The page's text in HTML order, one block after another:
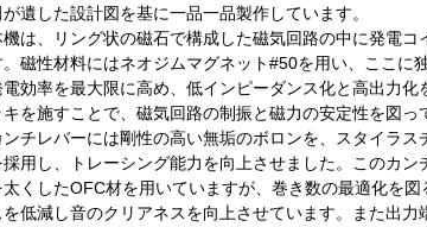
が遺した設計図を基に一品一品製作しています。
機は、リング状の磁石で構成した磁気回路の中に発電
。磁性材料にはネオジムマグネット#50を用い、ここに
電効率を最大限に高め、低インピーダンス化と高出力
キを施すことで、磁気回路の制振と磁力の安定性を図っ
ンチレバーには剛性の高い無垢のボロンを、スタイラ
採用し、トレーシング能力を向上させました。このカ
太くしたOFC材を用いていますが、巻き数の最適化を
を低減し音のクリアネスを向上させています。また出